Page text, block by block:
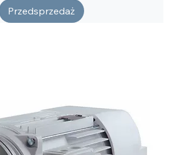
Przedsprzedaż